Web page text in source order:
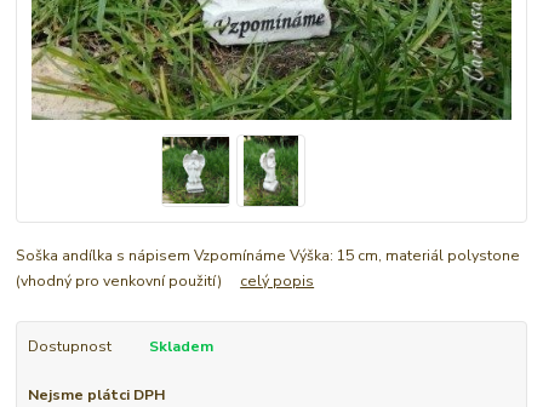
Soška andílka s nápisem Vzpomínáme Výška: 15 cm, materiál polystone
(vhodný pro venkovní použití) celý popis
Dostupnost Skladem
Nejsme plátci DPH